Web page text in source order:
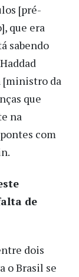
[pré-
que era
sabendo
[ministro da
que
na
com
de
dois
o Brasil se